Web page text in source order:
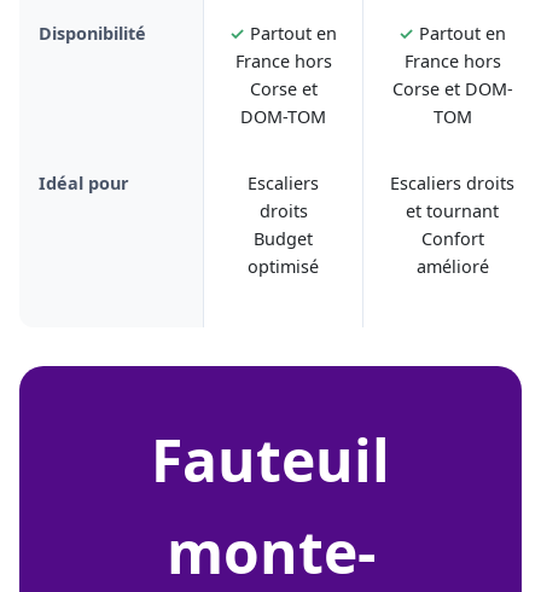
Disponibilité ✓ Partout en
France hors
Corse et
DOM-TOM
✓ Partout en
France hors
Corse et DOM-
TOM
Idéal pour
Escaliers
droits
Budget
optimisé
Escaliers droits
et tournant
Confort
amélioré
fauteuil
monte-